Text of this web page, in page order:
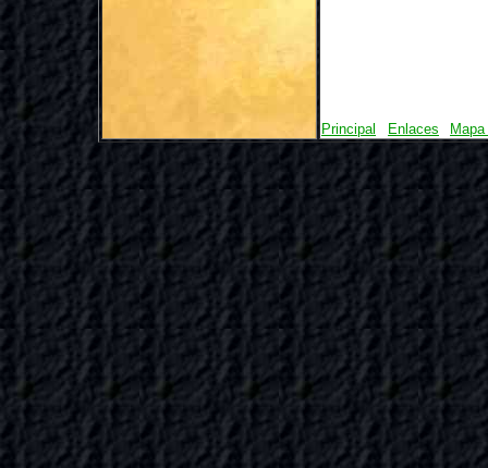
Principal Enlaces